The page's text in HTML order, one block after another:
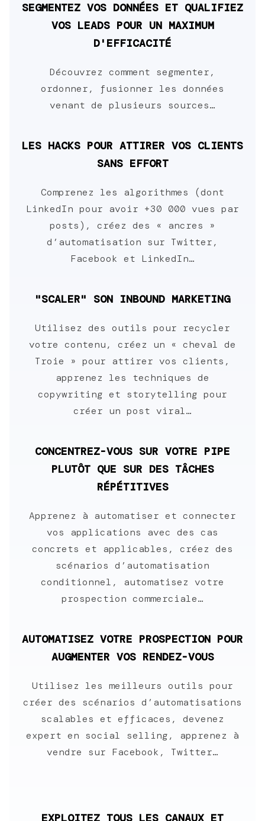
SEGMENTEZ VOS DONNÉES ET QUALIFIEZ
VOS LEADS POUR UN MAXIMUM
D'EFFICACITÉ
Découvrez comment segmenter,
ordonner, fusionner les données
venant de plusieurs sources…
LES HACKS POUR ATTIRER VOS CLIENTS
SANS EFFORT
Comprenez les algorithmes (dont
LinkedIn pour avoir +30 000 vues par
posts), créez des « ancres »
d’automatisation sur Twitter,
Facebook et LinkedIn…
"SCALER" SON INBOUND MARKETING
Utilisez des outils pour recycler
votre contenu, créez un « cheval de
Troie » pour attirer vos clients,
apprenez les techniques de
copywriting et storytelling pour
créer un post viral…
CONCENTREZ-VOUS SUR VOTRE PIPE
PLUTÔT QUE SUR DES TÂCHES
RÉPÉTITIVES
Apprenez à automatiser et connecter
vos applications avec des cas
concrets et applicables, créez des
scénarios d’automatisation
conditionnel, automatisez votre
prospection commerciale…
AUTOMATISEZ VOTRE PROSPECTION POUR
AUGMENTER VOS RENDEZ-VOUS
Utilisez les meilleurs outils pour
créer des scénarios d’automatisations
scalables et efficaces, devenez
expert en social selling, apprenez à
vendre sur Facebook, Twitter…
EXPLOITEZ TOUS LES CANAUX ET